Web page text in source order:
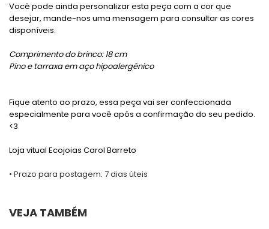
Você pode ainda personalizar esta peça com a cor que
desejar, mande-nos uma mensagem para consultar as cores
disponíveis.
Comprimento do brinco: 18 cm
Pino e tarraxa em aço hipoalergênico
Fique atento ao prazo, essa peça vai ser confeccionada
especialmente para você após a confirmação do seu pedido.
<3
Loja vitual Ecojoias Carol Barreto
• Prazo para postagem: 7 dias úteis
VEJA TAMBÉM